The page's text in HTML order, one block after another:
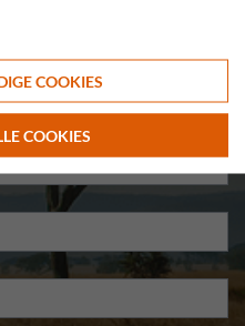
COOKIES
COOKIES